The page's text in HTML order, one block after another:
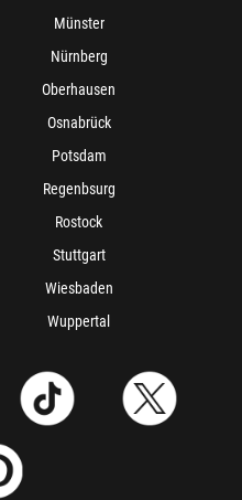
Münster
Nürnberg
Oberhausen
Osnabrück
Potsdam
Regenbsurg
Rostock
Stuttgart
Wiesbaden
Wuppertal